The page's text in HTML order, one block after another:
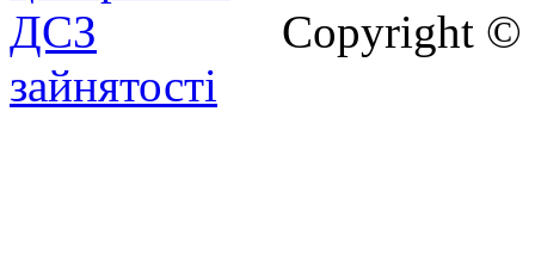
Copyright
зайнятості